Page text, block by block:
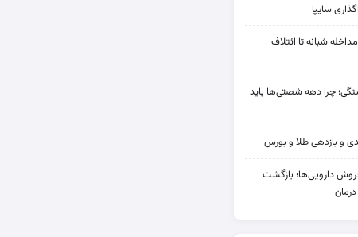
سایپا
شبانه تا ائتلاف
چرا دهه شصتی‌ها باید
فروش دارویی‌ها؛ بازگشت